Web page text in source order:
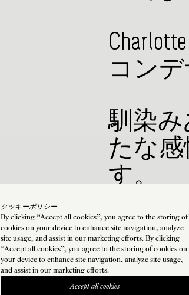
コンデ
馴染
たな感
す。
クッキーポリシー
By clicking “Accept all cookies”, you agree to the storing of
cookies on your device to enhance site navigation, analyze
site usage, and assist in our marketing efforts. By clicking
“Accept all cookies”, you agree to the storing of cookies on
your device to enhance site navigation, analyze site usage,
and assist in our marketing efforts.
Accept all cookies